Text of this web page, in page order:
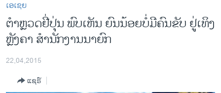
ຂ້າມ
ຂ້າມ
ໄປ
ຫາ
ລາວ
ອາເມຣິກາ
ການເລືອກຕັ້ງ ປະທານາທີບໍດີ ສະຫະລັດ 2024
ຂ່າວ​ຈີນ
ໂລກ
ເອເຊຍ
ຕຳຫຼວດຢີ່ປຸ່ນ ພົບເຫັນ ຍົນນ້ອຍບໍ່ມີຄົນຂັບ ຢູ່ເທິງ
ຫຼັງຄາ ສຳນັກງານນາຍົກ
22,04,2015
ແຊຣ໌